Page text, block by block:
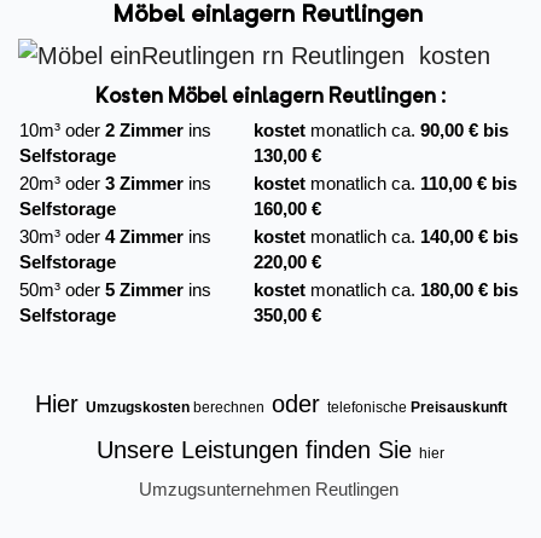
Möbel einlagern Reutlingen
Kosten Möbel einlagern Reutlingen :
10m³ oder 2 Zimmer ins
Selfstorage
kostet monatlich ca. 90,00 € bis
130,00 €
20m³ oder 3 Zimmer ins
Selfstorage
kostet monatlich ca. 110,00 € bis
160,00 €
30m³ oder 4 Zimmer ins
Selfstorage
kostet monatlich ca. 140,00 € bis
220,00 €
50m³ oder 5 Zimmer ins
Selfstorage
kostet monatlich ca. 180,00 € bis
350,00 €
Hier Umzugskostenberechnen oder telefonische Preisauskunft
Unsere Leistungen finden Sie hier
Umzugsunternehmen Reutlingen